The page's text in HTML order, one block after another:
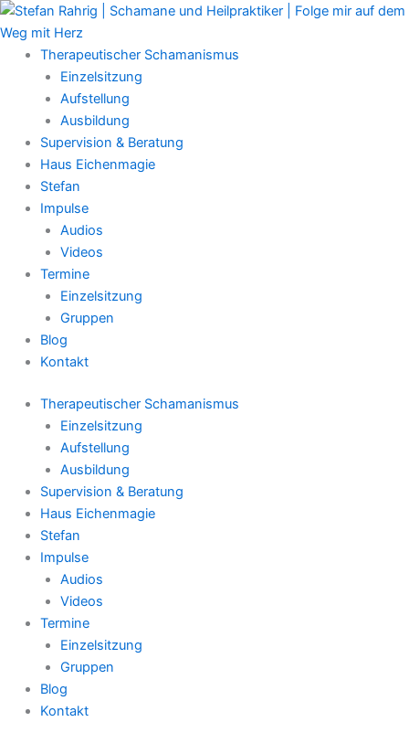
Zum
Inhalt
springenTherapeutischer Schamanismus
Einzelsitzung
Aufstellung
Ausbildung
Supervision & Beratung
Haus Eichenmagie
Stefan
Impulse
Audios
Videos
Termine
Einzelsitzung
Gruppen
Blog
Kontakt
Therapeutischer Schamanismus
Einzelsitzung
Aufstellung
Ausbildung
Supervision & Beratung
Haus Eichenmagie
Stefan
Impulse
Audios
Videos
Termine
Einzelsitzung
Gruppen
Blog
Kontakt
Main
Menu